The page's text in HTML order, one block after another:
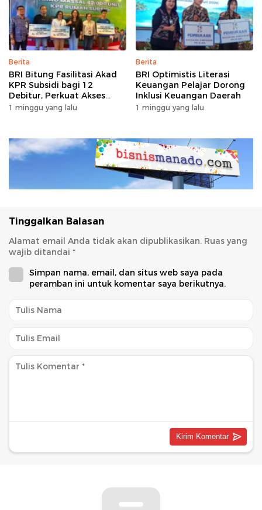
Berita
BRI Bitung Fasilitasi Akad
KPR Subsidi bagi 12
Debitur, Perkuat Akses
Hunian Masyarakat
1 minggu yang lalu
Berita
BRI Optimistis Literasi
Keuangan Pelajar Dorong
Inklusi Keuangan Daerah
1 minggu yang lalu
Tinggalkan Balasan
Alamat email Anda tidak akan dipublikasikan. Ruas yang
wajib ditandai *
Simpan nama, email, dan situs web saya pada
peramban ini untuk komentar saya berikutnya.